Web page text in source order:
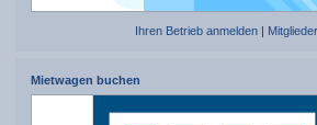
Ihren Betrieb anmelden
Mietwagen buchen